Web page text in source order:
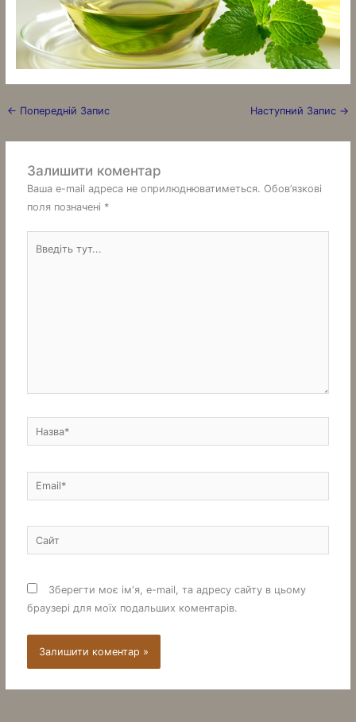
← Попередній Запис Наступний Запис →
Залишити коментар
Ваша e-mail адреса не оприлюднюватиметься. Обов’язкові
поля позначені *
Назва*
Email*
Сайт
Зберегти моє ім'я, e-mail, та адресу сайту в цьому
браузері для моїх подальших коментарів.